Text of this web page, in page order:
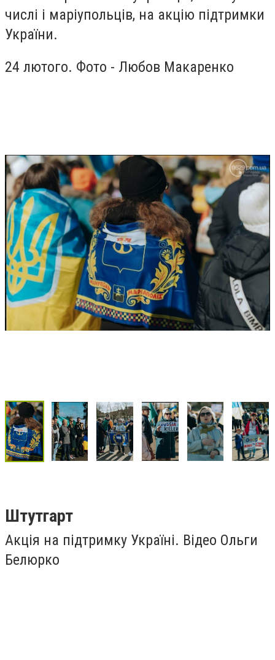
числі і маріупольців, на акцію підтримки
України.
24 лютого. Фото - Любов Макаренко
Штутгарт
Акція на підтримку Україні. Відео Ольги
Белюрко